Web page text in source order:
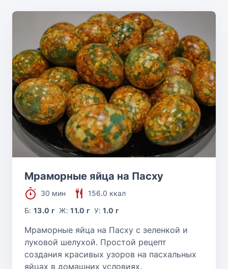
Мраморные яйца на Пасху
30 мин
156.0 ккал
Б:13.0 г Ж:11.0 г У:1.0 г
Мраморные яйца на Пасху с зеленкой и
луковой шелухой. Простой рецепт
создания красивых узоров на пасхальных
яйцах в домашних условиях.